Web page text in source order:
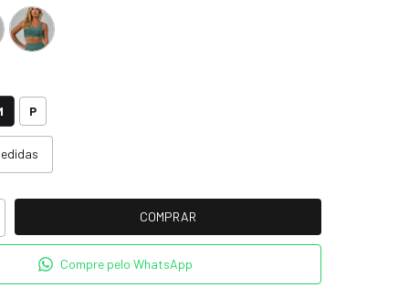
P
Compre pelo WhatsApp